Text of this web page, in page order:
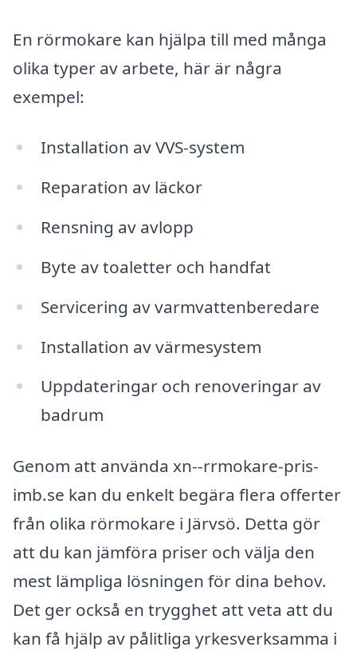
En rörmokare kan hjälpa till med många
olika typer av arbete, här är några
exempel:
Installation av VVS-system
Reparation av läckor
Rensning av avlopp
Byte av toaletter och handfat
Servicering av varmvattenberedare
Installation av värmesystem
Uppdateringar och renoveringar av
badrum
Genom att använda xn--rrmokare-pris-
imb.se kan du enkelt begära flera offerter
från olika rörmokare i Järvsö. Detta gör
att du kan jämföra priser och välja den
mest lämpliga lösningen för dina behov.
Det ger också en trygghet att veta att du
kan få hjälp av pålitliga yrkesverksamma i